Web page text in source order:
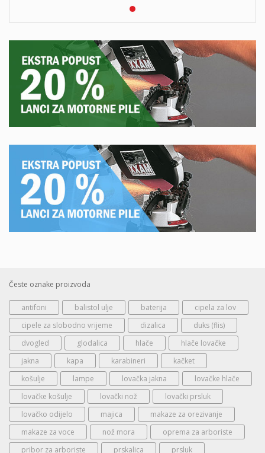
Česte oznake proizvoda
antifoni balistol ulje baterija
cipela za lov
cipele za slobodno vrijeme
dizalica
duks (flis)
dvogled
glodalica hlače
hlače lovačke
jakna
kapa karabineri
kačket
košulje
lampe lovačka jakna
lovačke hlače
lovačke košulje
lovački nož
lovački prsluk
lovačko odijelo
majica
makaze za orezivanje
makaze za voce
nož mora
oprema za arboriste
pribor za arboriste
prskalica
prsluk